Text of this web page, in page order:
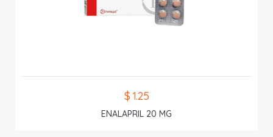
$ 1.25
ENALAPRIL 20 MG